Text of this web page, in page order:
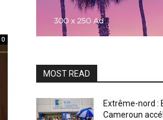
0
MOST READ
Extrême-nord :
Cameroun